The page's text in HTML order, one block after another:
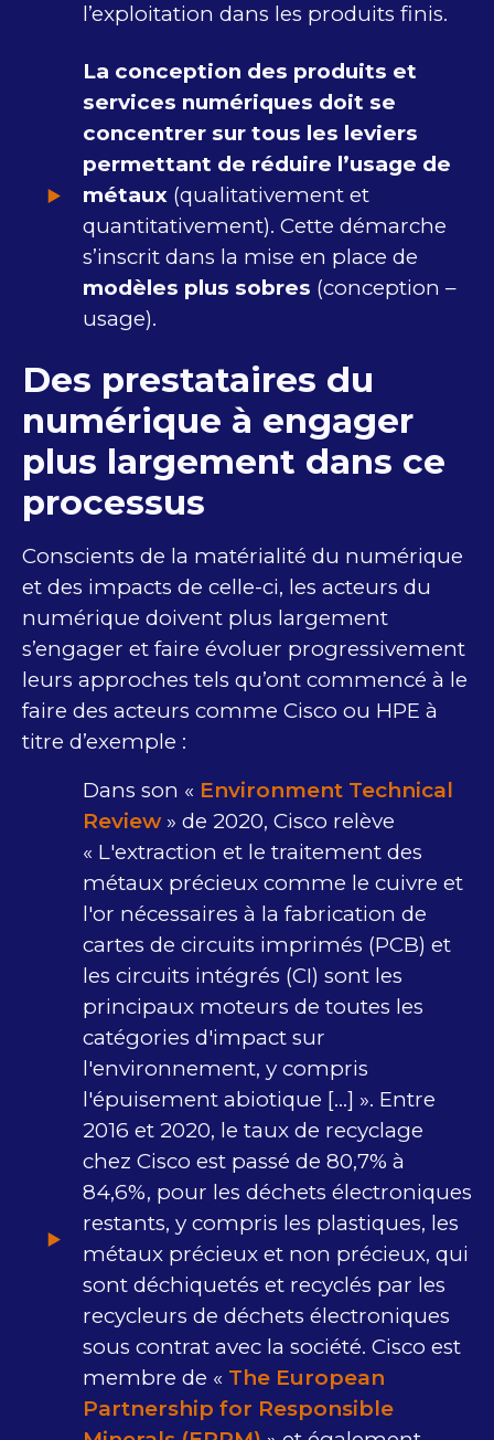
l’exploitation dans les produits finis.
La conception des produits et
services numériques doit se
concentrer sur tous les leviers
permettant de réduire l’usage de
métaux(qualitativement et
quantitativement). Cette démarche
s’inscrit dans la mise en place de
modèles plus sobres (conception –
usage).
Des prestataires du
numérique à engager
plus largement dans ce
processus
Conscients de la matérialité du numérique
et des impacts de celle-ci, les acteurs du
numérique doivent plus largement
s’engager et faire évoluer progressivement
leurs approches tels qu’ont commencé à le
faire des acteurs comme Cisco ou HPE à
titre d’exemple :
Dans son « Environment Technical
Review» de 2020, Cisco relève
« L'extraction et le traitement des
métaux précieux comme le cuivre et
l'or nécessaires à la fabrication de
cartes de circuits imprimés (PCB) et
les circuits intégrés (CI) sont les
principaux moteurs de toutes les
catégories d'impact sur
l'environnement, y compris
l'épuisement abiotique […] ». Entre
2016 et 2020, le taux de recyclage
chez Cisco est passé de 80,7% à
84,6%, pour les déchets électroniques
restants, y compris les plastiques, les
métaux précieux et non précieux, qui
sont déchiquetés et recyclés par les
recycleurs de déchets électroniques
sous contrat avec la société. Cisco est
membre de « The European
Partnership for Responsible